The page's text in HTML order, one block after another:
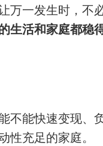
一发生时，不
活和家庭都稳得
能快速变现、
充足的家庭。